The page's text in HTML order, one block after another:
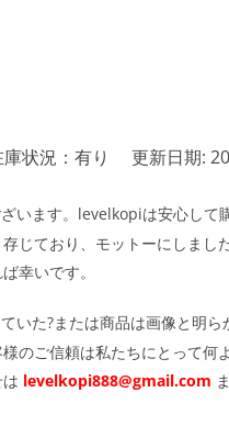
状況：有り 更新日期:
います。levelkopiは安心して
じており、モットーにしまし
幸いです。
いた?または商品は画像と明
のご信頼は私たちにとって何
levelkopi888@gmail.com